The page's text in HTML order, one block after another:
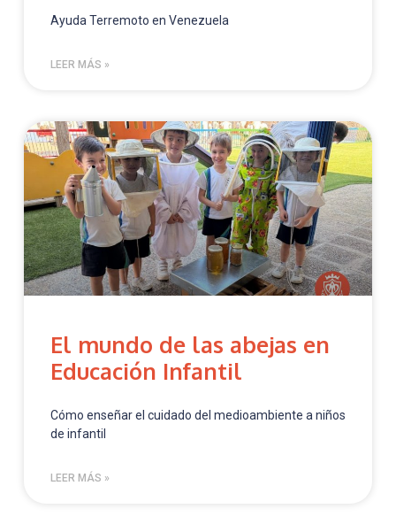
Ayuda Terremoto en Venezuela
LEER MÁS »
El mundo de las abejas en
Educación Infantil
Cómo enseñar el cuidado del medioambiente a niños
de infantil
LEER MÁS »